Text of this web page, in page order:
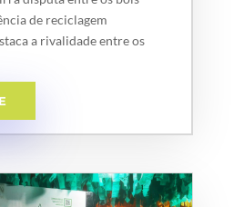
de reciclagem
a rivalidade entre os